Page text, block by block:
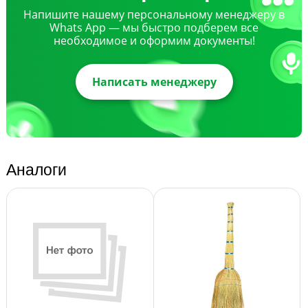
Напишите нашему персональному менеджеру в
Whats App — мы быстро подберем все
необходимое и оформим документы!
Написать менеджеру
Аналоги